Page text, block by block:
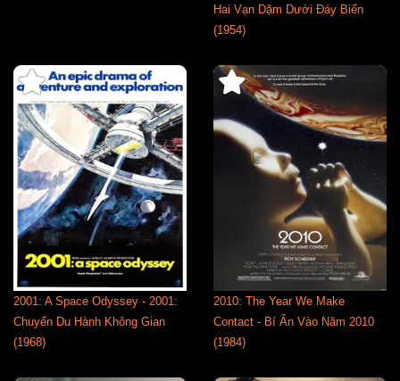
Hai Vạn Dặm Dưới Đáy Biển
(1954)
2001: A Space Odyssey - 2001:
Chuyến Du Hành Không Gian
(1968)
2010: The Year We Make
Contact - Bí Ẩn Vào Năm 2010
(1984)